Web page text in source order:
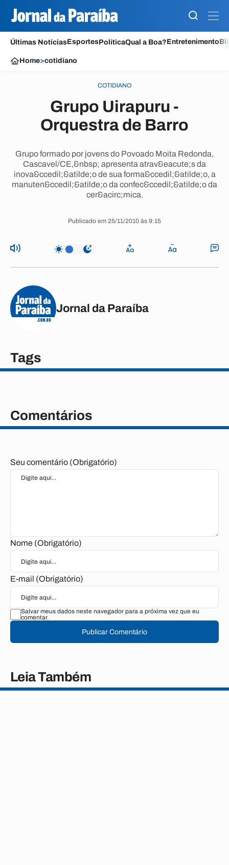
Últimas NotíciasEsportesPolíticaQual a Boa?Entretenimento
Home>cotidiano
COTIDIANO
Grupo Uirapuru -
Orquestra de Barro
Grupo formado por jovens do Povoado Moita Redonda,
Cascavel/CE,&nbsp; apresenta atrav&eacute;s da
inova&ccedil;&atilde;o de sua forma&ccedil;&atilde;o, a
manuten&ccedil;&atilde;o da confec&ccedil;&atilde;o da
cer&acirc;mica.
Publicado em 25/11/2010 às 9:15
Jornal da Paraíba
Tags
Comentários
Seu comentário (Obrigatório)
Nome (Obrigatório)
E-mail (Obrigatório)
Salvar meus dados neste navegador para a próxima vez que eu
comentar.
Publicar Comentário
Leia Também